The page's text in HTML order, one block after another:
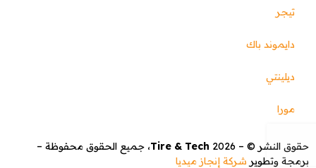
تيجر
دايموند باك
ديلينتي
مورا
حقوق النشر © – 2026
Tire & Tech، جميع الحقوق محفوظة –
برمجة وتطوير شركة إنجاز ميديا